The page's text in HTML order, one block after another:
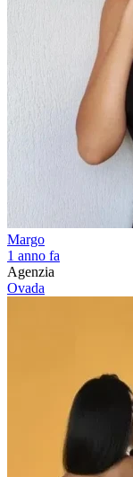
Margo
1 anno fa
Agenzia
Ovada